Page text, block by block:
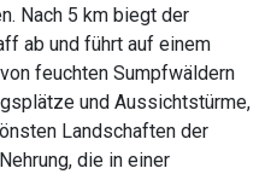
Nach 5 km biegt der
ab und führt auf einem
feuchten Sumpfwäldern
und Aussichtstürme,
Landschaften der
die in einer